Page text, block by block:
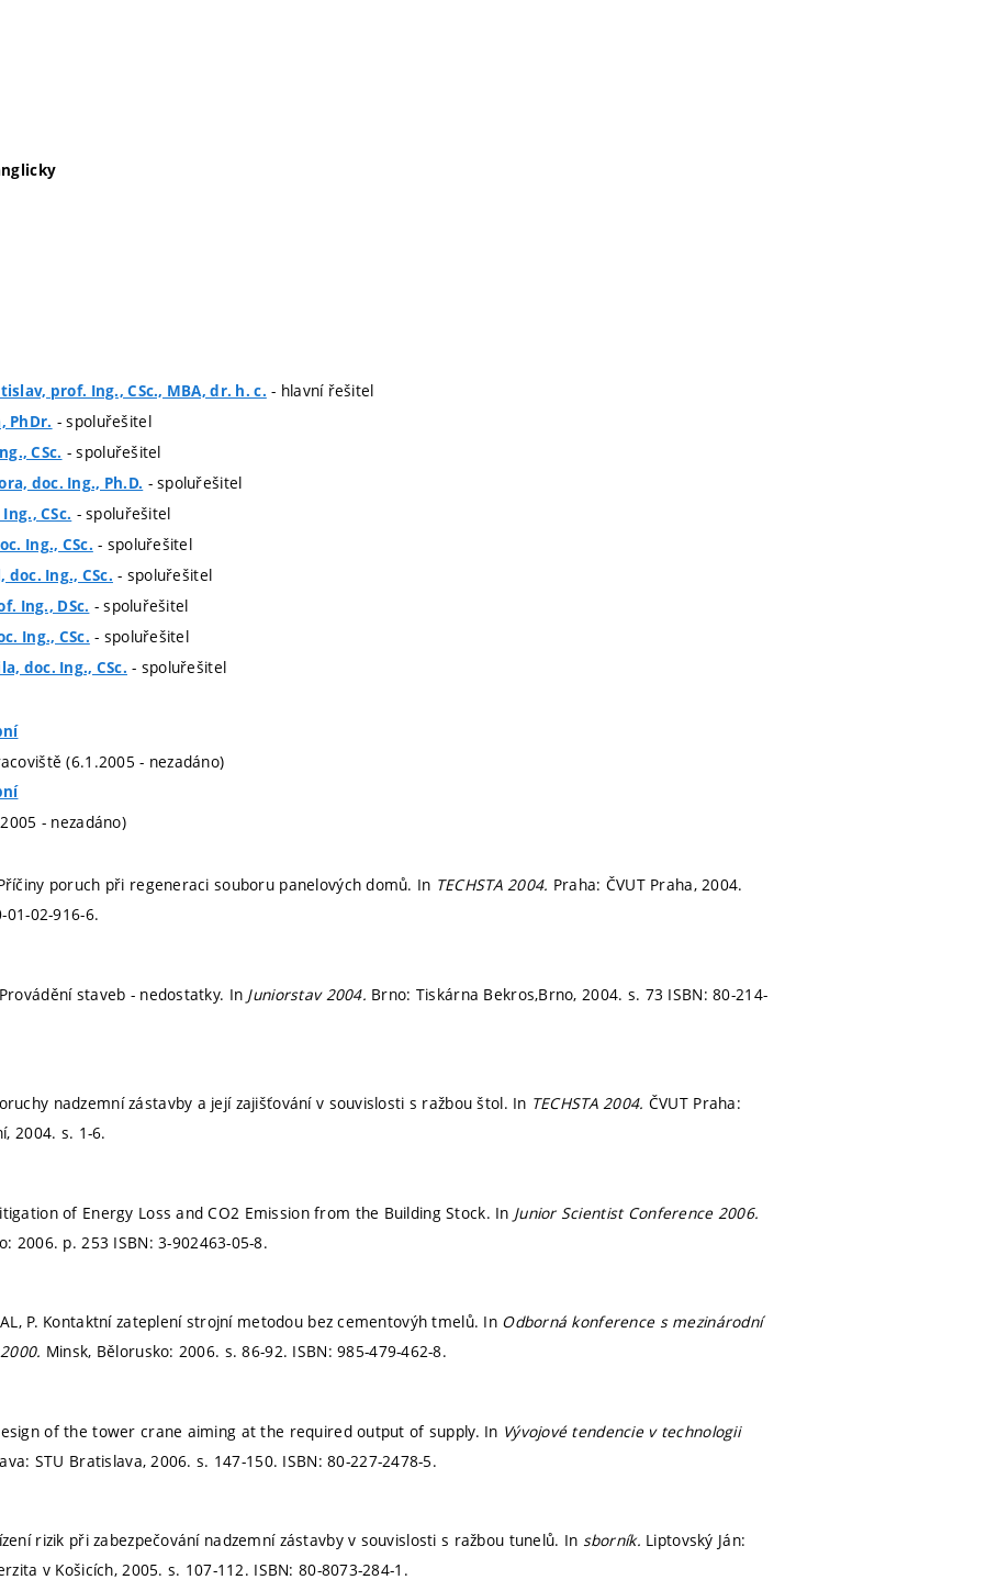
prof. Ing., CSc., MBA, dr. h. c. - hlavní řešitel
PhDr. - spoluřešitel
CSc. - spoluřešitel
doc. Ing., Ph.D. - spoluřešitel
CSc. - spoluřešitel
Ing., CSc. - spoluřešitel
Ing., CSc. - spoluřešitel
Ing., DSc. - spoluřešitel
Ing., CSc. - spoluřešitel
doc. Ing., CSc. - spoluřešitel
(6.1.2005 - nezadáno)
- nezadáno)
Příčiny poruch při regeneraci souboru panelových domů. In TECHSTA 2004. Praha: ČVUT Praha, 2004.
01-02-916-6.
Provádění staveb - nedostatky. In Juniorstav 2004. Brno: Tiskárna Bekros,Brno, 2004. s. 73 ISBN: 80-214-
nadzemní zástavby a její zajišťování v souvislosti s ražbou štol. In TECHSTA 2004. ČVUT Praha:
2004. s. 1-6.
of Energy Loss and CO2 Emission from the Building Stock. In Junior Scientist Conference 2006.
2006. p. 253 ISBN: 3-902463-05-8.
P. Kontaktní zateplení strojní metodou bez cementovýh tmelů. In Odborná konference s mezinárodní
Minsk, Bělorusko: 2006. s. 86-92. ISBN: 985-479-462-8.
of the tower crane aiming at the required output of supply. In Vývojové tendencie v technologii
STU Bratislava, 2006.s. 147-150. ISBN: 80-227-2478-5.
rizik při zabezpečování nadzemní zástavby v souvislosti s ražbou tunelů. In sborník. Liptovský Ján:
v Košicích, 2005. s. 107-112. ISBN: 80-8073-284-1.